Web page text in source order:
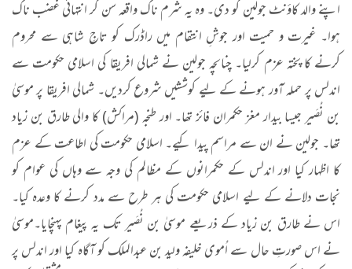
اپنے والد کاؤنٹ جولین کو دی۔ وہ یہ شرم ناک واقعہ سن کر انتہائی غضب ناک
ہوا۔ غیرت و حمیت اور جوشِ انتقام میں راڈرک کو تاجِ شاہی سے محروم
کرنے کا پختہ عزم کرلیا۔ چناںچہ جولین نے شمالی افریقا کی اسلامی حکومت سے
اندلس پر حملہ آور ہونے کے لیے کوششیں شروع کردیں۔ شمالی افریقا پر موسیٰ
بن نُصَیر جیسا بیدار مغز حکمران فائز تھا۔ اور طنجہ (مراکش) کا والی طارق بن زیاد
تھا۔ جولین نے ان سے مراسم پیدا کیے۔ اسلامی حکومت کی اطاعت کے عزم
کا اظہار کیا اور اندلس کے حکمرانوں کے مظالم کی وجہ سے وہاں کی عوام کو
نجات دلانے کے لیے اسلامی حکومت کی ہر طرح سے مدد کرنے کا وعدہ کیا۔
اس نے طارق بن زیاد کے ذریعے موسیٰ بن نُصَیر تک یہ پیغام پہنچایا۔موسیٰ
نے اس صورتِ حال سے اُموی خلیفہ ولید بن عبدالملک کو آگاہ کیا اور اندلس پر